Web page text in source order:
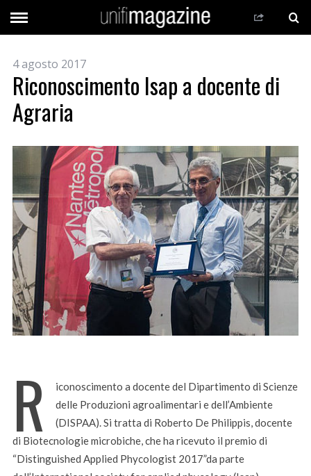
4 agosto 2017
Riconoscimento Isap a docente di
Agraria
R
iconoscimento a docente del Dipartimento di Scienze
delle Produzioni agroalimentari e dell’Ambiente
(DISPAA). Si tratta di Roberto De Philippis, docente
di Biotecnologie microbiche, che ha ricevuto il premio di
“Distinguished Applied Phycologist 2017”da parte